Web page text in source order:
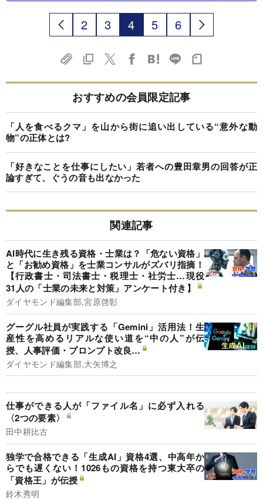
2 3 4 5 6
おすすめの会員限定記事
「人を食べるクマ」を山から街に追い出している“意外な動
物”の正体とは?
「好きなことを仕事にしたい」若者への豊田章男の回答が正
論すぎて、ぐうの音も出なかった
関連記事
AI時代に生き残る資格・士業は？「危ない資格」
と「お勧め資格」を士業コンサルがズバリ指摘！
【行政書士・司法書士・税理士・社労士…現役
31人の「士業の未来と対策」アンケート付き】
ダイヤモンド編集部,宮原啓彰
グーグル社員が実践する「Gemini」活用法！生
産性を高めるリアルな使い道を“中の人”が伝
授、人事評価・プロンプト改良…
ダイヤモンド編集部,大矢博之
仕事ができる人が「ファイル名」に必ず入れる
〈2つの要素〉
田中耕比古
独学で合格できる「生成AI」資格4選、中高年か
らでも遅くない！1026もの資格を持つ東大卒の
「資格王」が伝授
鈴木秀明